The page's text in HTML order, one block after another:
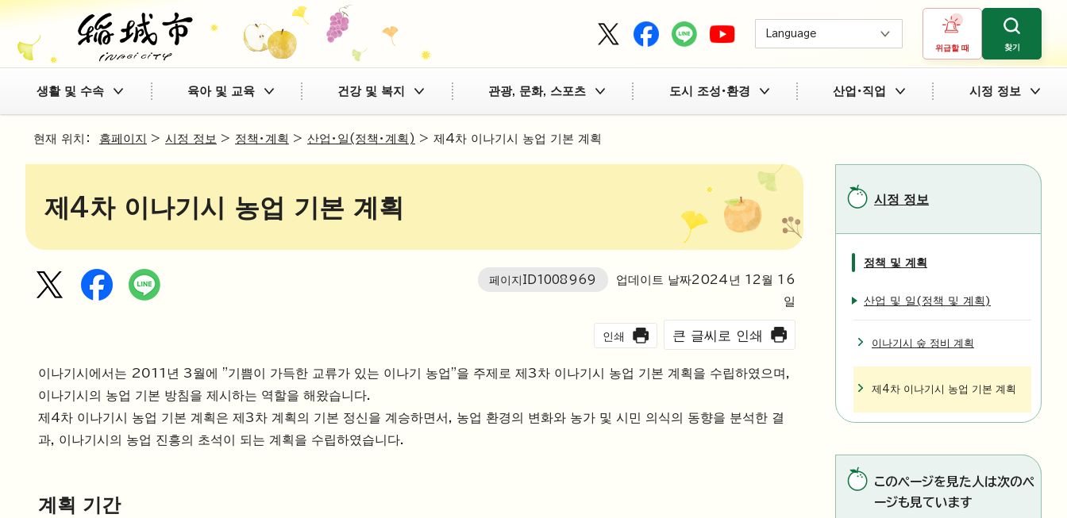
Language
위급할 때 찾기
생활 및 수속 육아 및 교육 건강 및 복지 관광, 문화, 스포츠 도시 조성・환경 산업・직업 시정 정보
현재 위치： 홈페이지 > 시정 정보 > 정책・계획 > 산업・일(정책・계획) > 제4차 이나기시 농업 기본 계획
제4차 이나기시 농업 기본 계획
페이지ID1008969 업데이트 날짜2024 년 12 월 16
일
인쇄 큰 글씨로 인쇄
이나기시에서는 2011년 3월에 "기쁨이 가득한 교류가 있는 이나기 농업"을 주제로 제3차 이나기시 농업 기본 계획을 수립하였으며,
이나기시의 농업 기본 방침을 제시하는 역할을 해왔습니다.
제4차 이나기시 농업 기본 계획은 제3차 계획의 기본 정신을 계승하면서, 농업 환경의 변화와 농가 및 시민 의식의 동향을 분석한 결
과, 이나기시의 농업 진흥의 초석이 되는 계획을 수립하였습니다.
계획 기간
시정 정보
정책 및 계획
산업 및 일(정책 및 계획)
이나기시 숲 정비 계획
제4차 이나기시 농업 기본 계획
このページを見た人は次のペ
ージも見ています